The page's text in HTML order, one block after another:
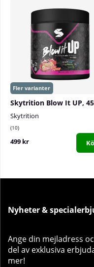
Skytrition Blow It UP,
Skytrition
10
499 kr
Nyheter &
Ange din mejladress
del av exklusiva
mer!